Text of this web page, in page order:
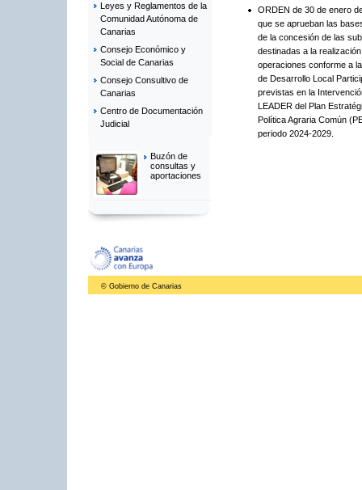
Leyes y Reglamentos de la
Comunidad Autónoma de
Canarias
Consejo Económico y
Social de Canarias
Consejo Consultivo de
Canarias
Centro de Documentación
Judicial
Buzón de
consultas y
aportaciones
ORDEN de 30 de enero
que se aprueban las
de la concesión de las
destinadas a la
operaciones conforme a
de Desarrollo Local
previstas en la
LEADER del Plan
Política Agraria Común
periodo 2024-2029.
© Gobierno de Canarias